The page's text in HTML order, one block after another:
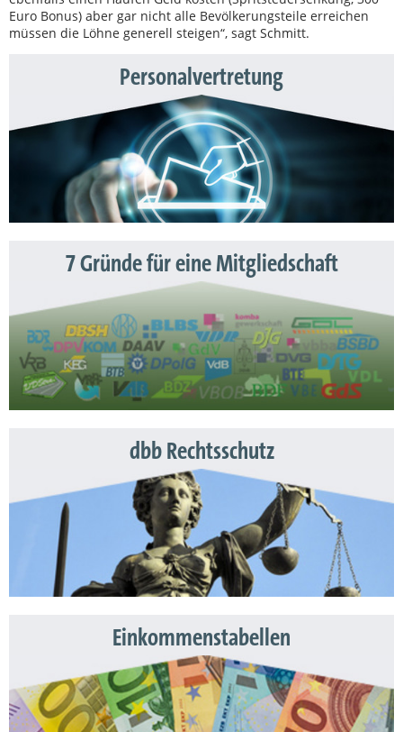
Euro Bonus) aber gar nicht alle Bevölkerungsteile erreichen
müssen die Löhne generell steigen“, sagt Schmitt.
Personalvertretung
7 Gründe für eine Mitgliedschaft
dbb Rechtsschutz
Einkommenstabellen